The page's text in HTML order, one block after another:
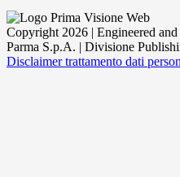
Copyright 2026 | Engineered
Parma S.p.A. | Divisione
Disclaimer trattamento dati